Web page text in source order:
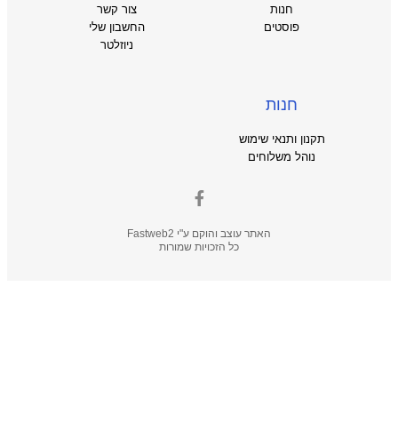
חנות
פוסטים
צור קשר
החשבון שלי
ניוזלטר
חנות
תקנון ותנאי שימוש
נוהל משלוחים
האתר עוצב והוקם ע"י Fastweb2
כל הזכויות שמורות